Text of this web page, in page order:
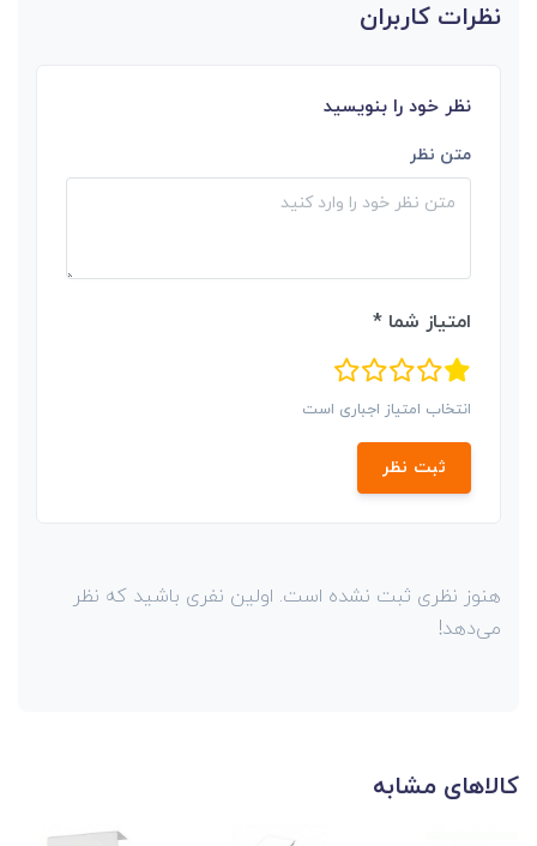
نظرات کاربران
نظر خود را بنویسید
متن نظر
امتیاز شما *
انتخاب امتیاز اجباری است
ثبت نظر
هنوز نظری ثبت نشده است. اولین نفری باشید که نظر
می‌دهد!
کالاهای مشابه